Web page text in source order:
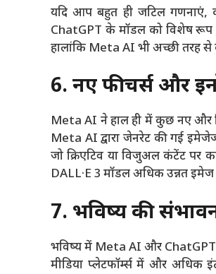
यदि आप बहुत ही जटिल गणनाएं,
ChatGPT के मॉडल को विशेष रूप
हालांकि Meta AI भी अच्छी तरह
6. नए फीचर्स और
Meta AI ने हाल ही में कुछ नए और
Meta AI द्वारा जेनरेट की गई
जो क्रिएटिव या विजुअल कंटेंट पर
DALL·E 3 मॉडल अधिक उन्नत
7. भविष्य की
भविष्य में Meta AI और
मीडिया प्लेटफॉर्म्स में और अधिक